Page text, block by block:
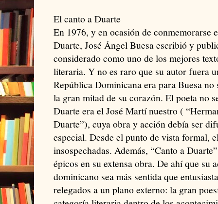
El canto a Duarte
En 1976, y en ocasión de conmemorarse
Duarte, José Ángel Buesa escribió y
considerado como uno de los mejores
literaria. Y no es raro que su autor fuera
República Dominicana era para Buesa
la gran mitad de su corazón. El poeta no
Duarte era el José Martí nuestro (
Duarte”), cuya obra y acción debía ser
especial. Desde el punto de vista formal,
insospechadas. Además, “Canto a
épicos en su extensa obra. De ahí que su
dominicano sea más sentida que
relegados a un plano externo: la gran